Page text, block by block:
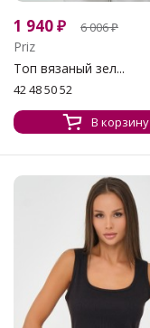
1 940₽ 6 006₽
Priz
Топ вязаный зел...
42 48 50 52
В корзину